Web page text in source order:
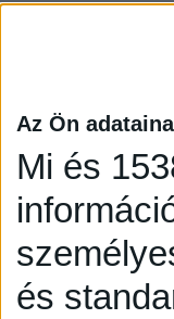
Az Ön
Mi és
és